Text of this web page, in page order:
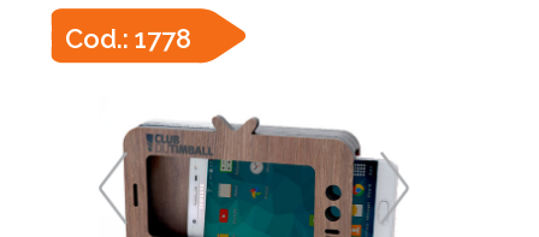
Cod.: 1778